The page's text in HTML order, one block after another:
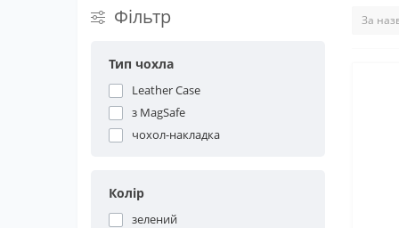
Фільтр
Тип чохла
Leather Case
з MagSafe
чохол-накладка
Колір
зелений